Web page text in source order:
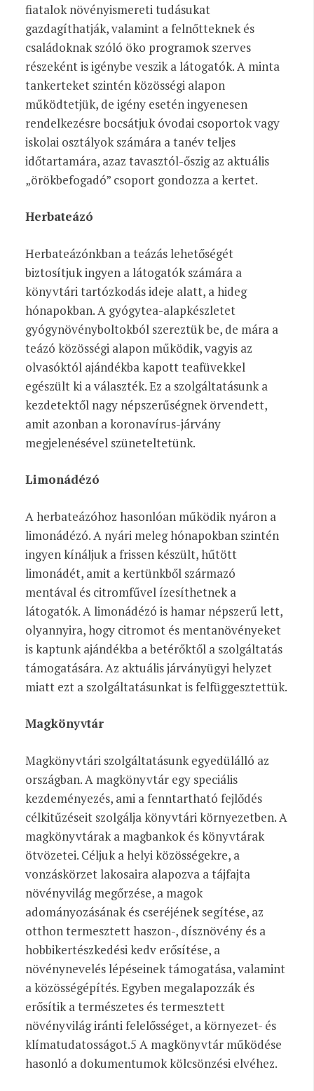
fiatalok növényismereti tudásukat
gazdagíthatják, valamint a felnőtteknek és
családoknak szóló öko programok szerves
részeként is igénybe veszik a látogatók. A minta
tankerteket szintén közösségi alapon
működtetjük, de igény esetén ingyenesen
rendelkezésre bocsátjuk óvodai csoportok vagy
iskolai osztályok számára a tanév teljes
időtartamára, azaz tavasztól-őszig az aktuális
„örökbefogadó” csoport gondozza a kertet.
Herbateázó
Herbateázónkban a teázás lehetőségét
biztosítjuk ingyen a látogatók számára a
könyvtári tartózkodás ideje alatt, a hideg
hónapokban. A gyógytea-alapkészletet
gyógynövényboltokból szereztük be, de mára a
teázó közösségi alapon működik, vagyis az
olvasóktól ajándékba kapott teafüvekkel
egészült ki a választék. Ez a szolgáltatásunk a
kezdetektől nagy népszerűségnek örvendett,
amit azonban a koronavírus-járvány
megjelenésével szüneteltetünk.
Limonádézó
A herbateázóhoz hasonlóan működik nyáron a
limonádézó. A nyári meleg hónapokban szintén
ingyen kínáljuk a frissen készült, hűtött
limonádét, amit a kertünkből származó
mentával és citromfűvel ízesíthetnek a
látogatók. A limonádézó is hamar népszerű lett,
olyannyira, hogy citromot és mentanövényeket
is kaptunk ajándékba a betérőktől a szolgáltatás
támogatására. Az aktuális járványügyi helyzet
miatt ezt a szolgáltatásunkat is felfüggesztettük.
Magkönyvtár
Magkönyvtári szolgáltatásunk egyedülálló az
országban. A magkönyvtár egy speciális
kezdeményezés, ami a fenntartható fejlődés
célkitűzéseit szolgálja könyvtári környezetben. A
magkönyvtárak a magbankok és könyvtárak
ötvözetei. Céljuk a helyi közösségekre, a
vonzáskörzet lakosaira alapozva a tájfajta
növényvilág megőrzése, a magok
adományozásának és cseréjének segítése, az
otthon termesztett haszon-, dísznövény és a
hobbikertészkedési kedv erősítése, a
növénynevelés lépéseinek támogatása, valamint
a közösségépítés. Egyben megalapozzák és
erősítik a természetes és termesztett
növényvilág iránti felelősséget, a környezet- és
klímatudatosságot.5 A magkönyvtár működése
hasonló a dokumentumok kölcsönzési elvéhez.